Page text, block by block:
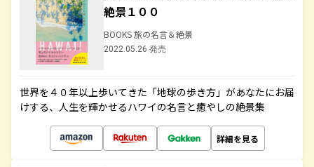
絶景１００
BOOKS 旅の名言＆絶景
2022.05.26 発売
世界を４０年以上歩いてきた「地球の歩き方」があなたにお届
けする、人生を輝かせるハワイの名言と癒やしの絶景集
詳細を見る